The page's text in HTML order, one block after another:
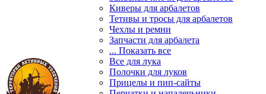
Киверы для арбалетов
Тетивы и тросы для арбалетов
Чехлы и ремни
Запчасти для арбалета
... Показать все
Все для лука
Полочки для луков
Прицелы и пип-сайты